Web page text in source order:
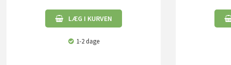
LÆG I KURVEN
1-2 dage